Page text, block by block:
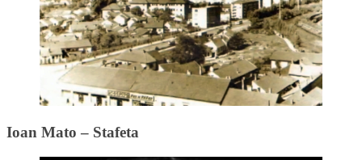
Ioan Mato – Stafeta